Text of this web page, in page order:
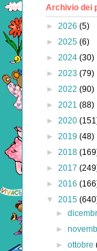
Archivio dei
► 2026 (5)
► 2025 (6)
► 2024 (30)
► 2023 (79)
► 2022 (90)
► 2021 (88)
► 2020
► 2019 (48)
► 2018
► 2017
► 2016
▼ 2015
►
►
►ottobre